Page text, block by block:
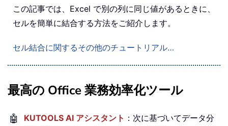
この記事では、Excel で別の列に同じ値があるときに、
セルを簡単に結合する方法をご紹介します。
セル結合に関するその他のチュートリアル…
最高の Office 業務効率化ツール
🤖 KUTOOLS AI アシスタント ：次に基づいてデータ分